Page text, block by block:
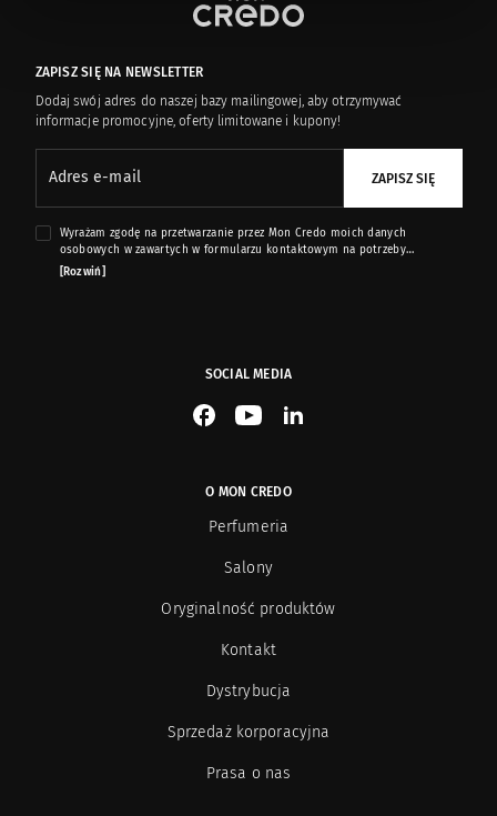
ZAPISZ SIĘ NA NEWSLETTER
Dodaj swój adres do naszej bazy mailingowej, aby otrzymywać
informacje promocyjne, oferty limitowane i kupony!
Adres e-mail ZAPISZ SIĘ
Wyrażam zgodę na przetwarzanie przez Mon Credo moich danych
osobowych w zawartych w formularzu kontaktowym na potrzeby
przesyłania mi informacji marketingowych dotyczących produktów i usług
[Rozwiń]
SOCIAL MEDIA
See our Facebook
See our YouTube channel
See our LinkedIn
O MON CREDO
Perfumeria
Salony
Oryginalność produktów
Kontakt
Dystrybucja
Sprzedaż korporacyjna
Prasa o nas